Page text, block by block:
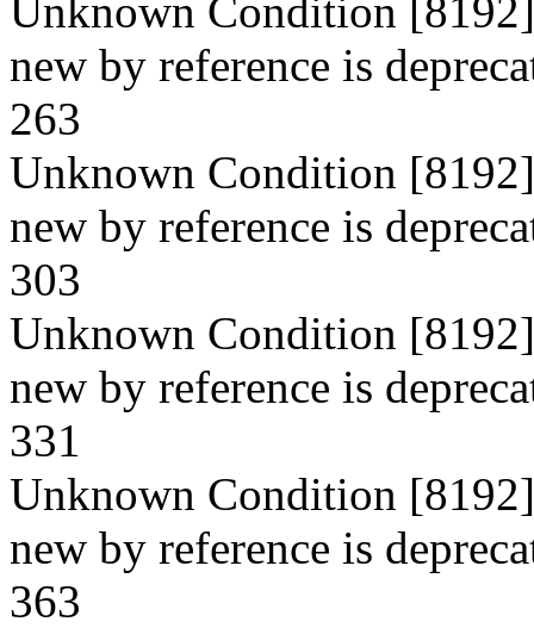
Unknown Condition
new by reference is
263
Unknown Condition
new by reference is
303
Unknown Condition
new by reference is
331
Unknown Condition
new by reference is
363